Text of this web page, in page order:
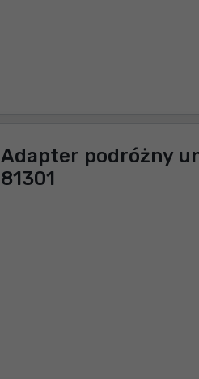
Adapter podróżny
81301